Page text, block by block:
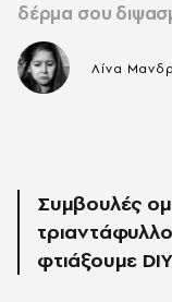
δέρμα σου
Λίνα
Συμβουλές
φτιάξουμε